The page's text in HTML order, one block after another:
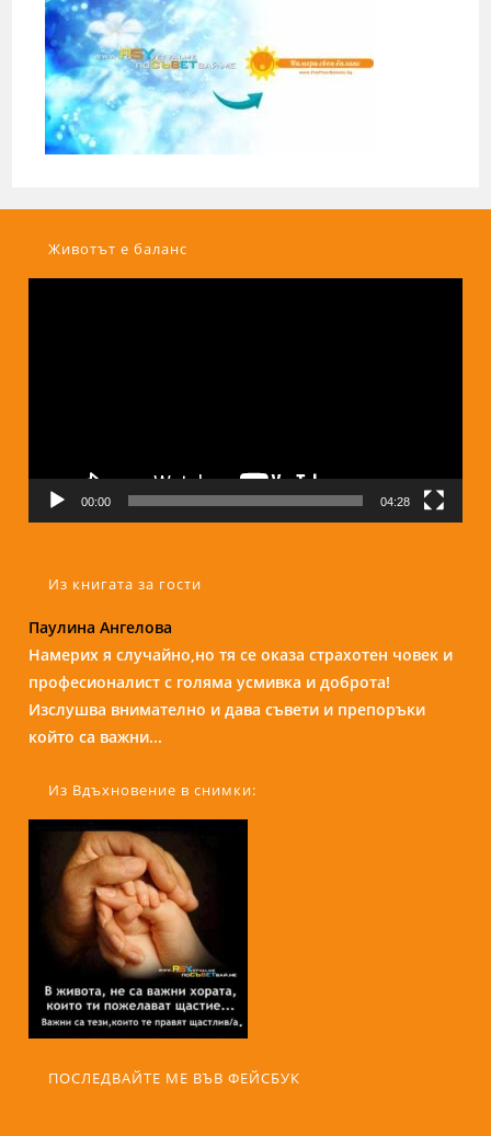
Животът е баланс
00:00 04:28
Из книгата за гости
Паулина Ангелова
Намерих я случайно,но тя се оказа страхотен човек и
професионалист с голяма усмивка и доброта!
Изслушва внимателно и дава съвети и препоръки
който са важни...
Надежда Б.
Бори е изключителен човек и специалист. С
присъствието и усмивката си те кара да се чувстваш
спокойно и уютно сякаш си на кафе с приятелка....